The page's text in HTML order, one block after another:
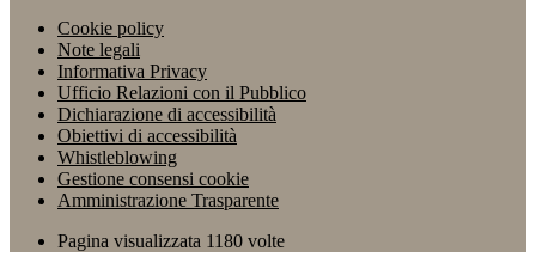
Cookie policy
Note legali
Informativa Privacy
Ufficio Relazioni con il Pubblico
Dichiarazione di accessibilità
Obiettivi di accessibilità
Whistleblowing
Gestione consensi cookie
Amministrazione Trasparente
Pagina visualizzata 1180 volte